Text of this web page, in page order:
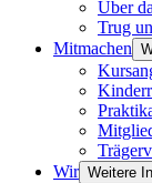
Über
Trug
Mitmachen
Wir Weitere